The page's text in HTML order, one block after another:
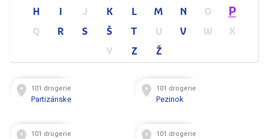
H
I J K L M N O P
Q R S Š T U V W
X
Y
Z Ž
101 drogerie
Partizánske
101 drogerie
Pezinok
101 drogerie 101 drogerie